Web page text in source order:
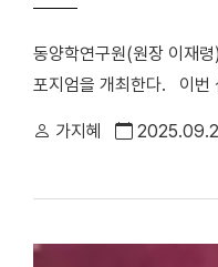
동양학연구원(원장 이재
포지엄을 개최한다. 이번
조, 근대 문헌 속 화승(畵
를 통해 본 십이종사 개념
가지혜